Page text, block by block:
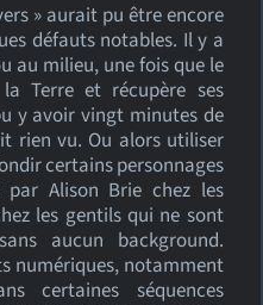
» aurait pu être encore
défauts notables. Il y a
au milieu, une fois que le
Terre et récupère ses
y avoir vingt minutes de
rien vu. Ou alors utiliser
certains personnages
par Alison Brie chez les
les gentils qui ne sont
aucun background.
numériques, notamment
certaines séquences